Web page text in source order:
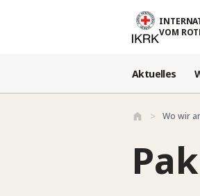
VOM
Aktuelles
Wo wir